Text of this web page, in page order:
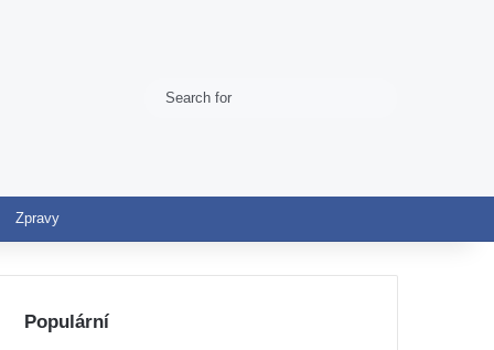
Switch skin
Zpravy
Populární